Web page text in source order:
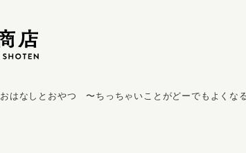
おはなしとおやつ 〜ちっちゃいことがどーでもよくな